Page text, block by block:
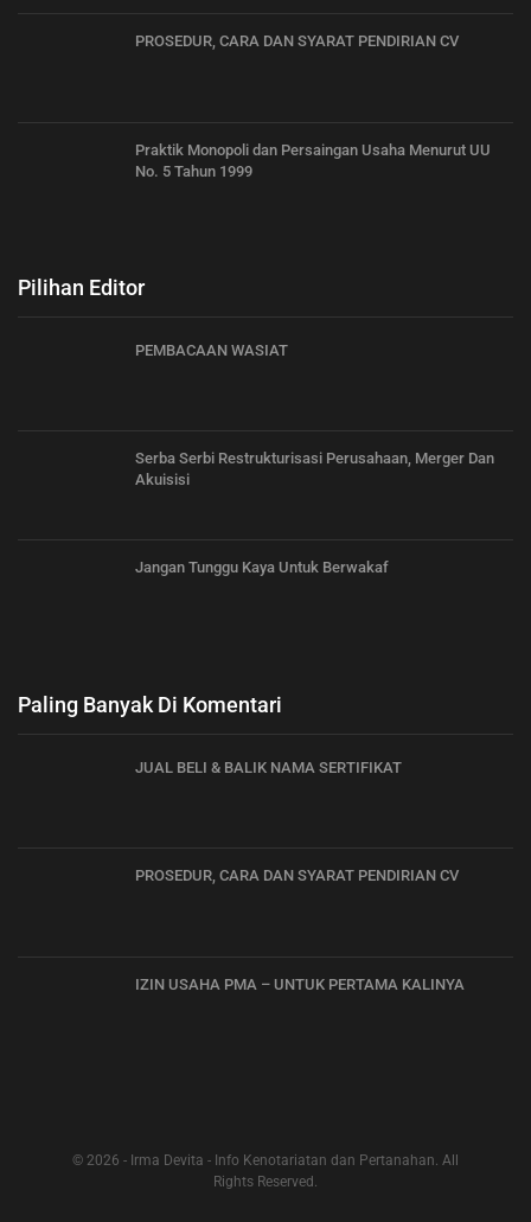
PROSEDUR, CARA DAN SYARAT PENDIRIAN CV
Praktik Monopoli dan Persaingan Usaha Menurut UU
No. 5 Tahun 1999
Pilihan Editor
PEMBACAAN WASIAT
Serba Serbi Restrukturisasi Perusahaan, Merger Dan
Akuisisi
Jangan Tunggu Kaya Untuk Berwakaf
Paling Banyak Di Komentari
JUAL BELI & BALIK NAMA SERTIFIKAT
PROSEDUR, CARA DAN SYARAT PENDIRIAN CV
IZIN USAHA PMA – UNTUK PERTAMA KALINYA
© 2026 - Irma Devita - Info Kenotariatan dan Pertanahan. All
Rights Reserved.